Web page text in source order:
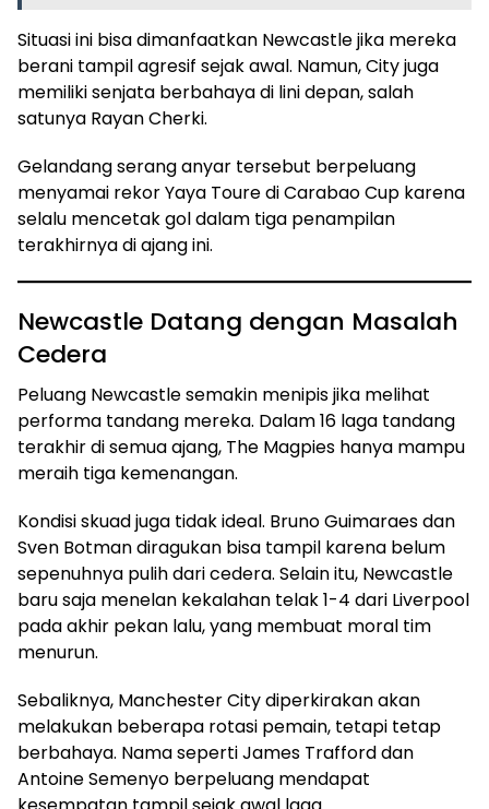
Situasi ini bisa dimanfaatkan Newcastle jika mereka
berani tampil agresif sejak awal. Namun, City juga
memiliki senjata berbahaya di lini depan, salah
satunya Rayan Cherki.
Gelandang serang anyar tersebut berpeluang
menyamai rekor Yaya Toure di Carabao Cup karena
selalu mencetak gol dalam tiga penampilan
terakhirnya di ajang ini.
Newcastle Datang dengan Masalah
Cedera
Peluang Newcastle semakin menipis jika melihat
performa tandang mereka. Dalam 16 laga tandang
terakhir di semua ajang, The Magpies hanya mampu
meraih tiga kemenangan.
Kondisi skuad juga tidak ideal. Bruno Guimaraes dan
Sven Botman diragukan bisa tampil karena belum
sepenuhnya pulih dari cedera. Selain itu, Newcastle
baru saja menelan kekalahan telak 1-4 dari Liverpool
pada akhir pekan lalu, yang membuat moral tim
menurun.
Sebaliknya, Manchester City diperkirakan akan
melakukan beberapa rotasi pemain, tetapi tetap
berbahaya. Nama seperti James Trafford dan
Antoine Semenyo berpeluang mendapat